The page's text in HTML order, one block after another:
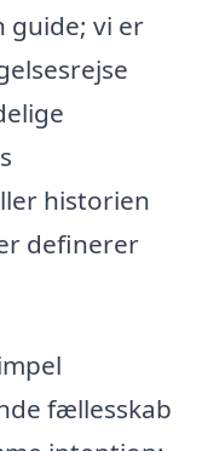
guide; vi er
historien
definerer
fællesskab